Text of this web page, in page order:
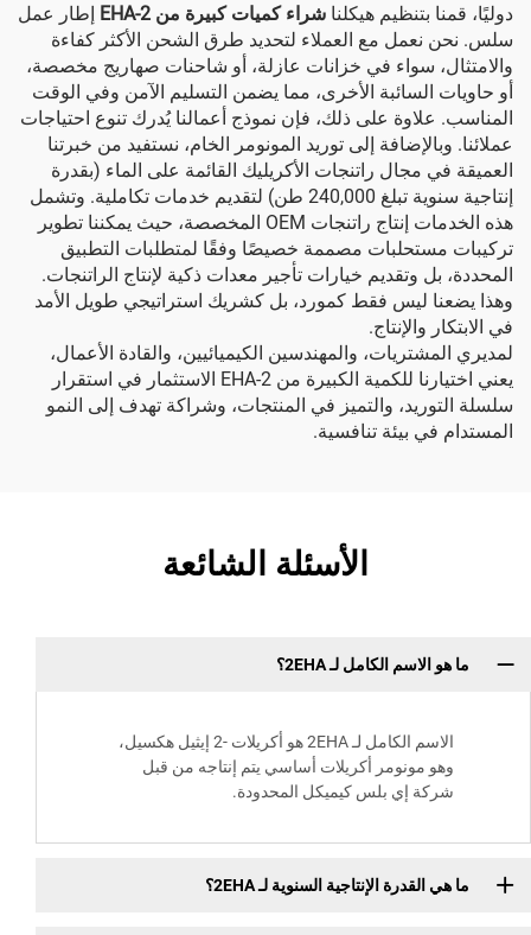
دوليًا، قمنا بتنظيم هيكلناشراء كميات كبيرة من 2-EHA
إطار عمل
سلس. نحن نعمل مع العملاء لتحديد طرق الشحن الأكثر كفاءة
والامتثال، سواء في خزانات عازلة، أو شاحنات صهاريج مخصصة،
أو حاويات السائبة الأخرى، مما يضمن التسليم الآمن وفي الوقت
المناسب. علاوة على ذلك، فإن نموذج أعمالنا يُدرك تنوع احتياجات
عملائنا. وبالإضافة إلى توريد المونومر الخام، نستفيد من خبرتنا
العميقة في مجال راتنجات الأكريليك القائمة على الماء (بقدرة
إنتاجية سنوية تبلغ 240,000 طن) لتقديم خدمات تكاملية. وتشمل
هذه الخدمات إنتاج راتنجات OEM المخصصة، حيث يمكننا تطوير
تركيبات مستحلبات مصممة خصيصًا وفقًا لمتطلبات التطبيق
المحددة، بل وتقديم خيارات تأجير معدات ذكية لإنتاج الراتنجات.
وهذا يضعنا ليس فقط كمورد، بل كشريك استراتيجي طويل الأمد
في الابتكار والإنتاج.
لمديري المشتريات، والمهندسين الكيميائيين، والقادة الأعمال،
يعني اختيارنا للكمية الكبيرة من 2-EHA الاستثمار في استقرار
سلسلة التوريد، والتميز في المنتجات، وشراكة تهدف إلى النمو
المستدام في بيئة تنافسية.
الأسئلة الشائعة
ما هو الاسم الكامل لـ 2EHA؟
الاسم الكامل لـ 2EHA هو أكريلات -2 إيثيل هكسيل،
وهو مونومر أكريلات أساسي يتم إنتاجه من قبل
شركة إي بلس كيميكل المحدودة.
ما هي القدرة الإنتاجية السنوية لـ 2EHA؟